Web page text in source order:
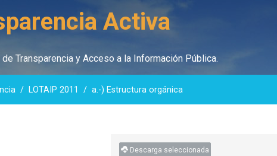
Activa
de Transparencia y Acceso a la Información Pública.
LOTAIP 2011 a.-) Estructura orgánica
Descarga seleccionada